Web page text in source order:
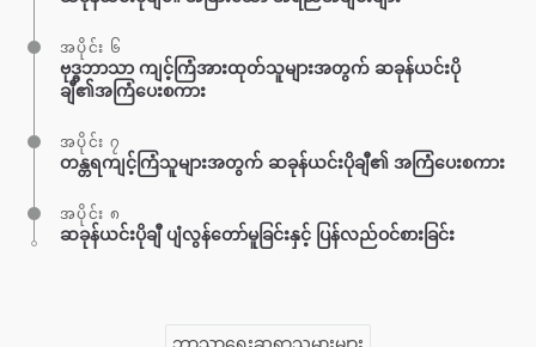
အပိုင်း ၆
ဗုဒ္ဓဘာသာ ကျင့်ကြံအားထုတ်သူများအတွက် ဆခုန်ယင်းပို
ချီ၏အကြံပေးစကား
အပိုင်း ၇
တန္တရကျင့်ကြံသူများအတွက် ဆခုန်ယင်းပိုချီ၏ အကြံပေးစကား
အပိုင်း ၈
ဆခုန်ယင်းပိုချီ ပျံလွန်တော်မူခြင်းနှင့် ပြန်လည်ဝင်စားခြင်း